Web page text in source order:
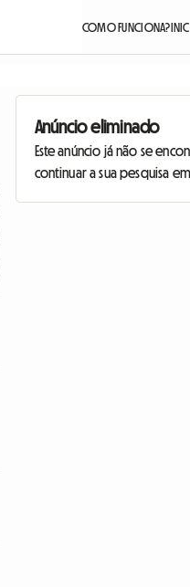
COMO FUNCIONA?
Anúncio eliminado
Este anúncio já não se
continuar a sua pesquisa